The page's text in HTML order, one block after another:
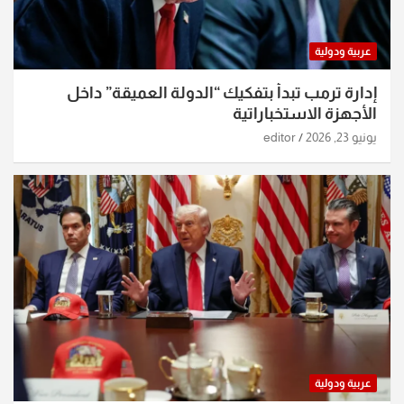
عربية ودولية
إدارة ترمب تبدأ بتفكيك “الدولة العميقة” داخل
الأجهزة الاستخباراتية
يونيو 23, 2026 editor
عربية ودولية